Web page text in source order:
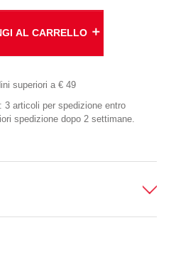
AL CARRELLO add
superiori a € 49
articoli per spedizione entro
spedizione dopo 2 settimane.